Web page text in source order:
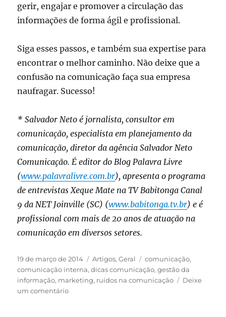
gerir, engajar e promover a circulação das
informações de forma ágil e profissional.
Siga esses passos, e também sua expertise para
encontrar o melhor caminho. Não deixe que a
confusão na comunicação faça sua empresa
naufragar. Sucesso!
* Salvador Neto é jornalista, consultor em
comunicação, especialista em planejamento da
comunicação, diretor da agência Salvador Neto
Comunicação. É editor do Blog Palavra Livre
(www.palavralivre.com.br), apresenta o programa
de entrevistas Xeque Mate na TV Babitonga Canal
9 da NET Joinville (SC) (www.babitonga.tv.br) e é
profissional com mais de 20 anos de atuação na
comunicação em diversos setores.
Publicado
em
19 de março de 2014 Categorias
Artigos,Geral Tags
comunicação,
comunicação interna,dicas comunicação,gestão da
informação, marketing, ruídos na comunicação
Deixe
um comentárioem